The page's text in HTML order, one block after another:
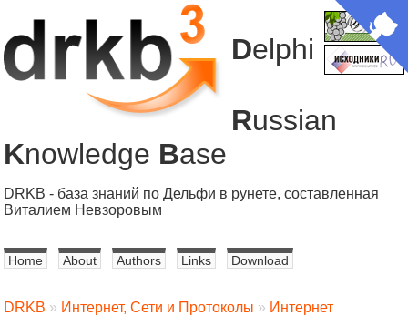
Delphi
Russian
Knowledge Base
DRKB - база знаний по Дельфи в рунете, составленная
Виталием Невзоровым
Home About Authors Links Download
DRKB » Интернет, Сети и Протоколы » Интернет